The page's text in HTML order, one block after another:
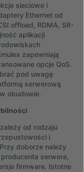
sieciowe i
Ethernet od
offload, RDMA, SR-
aplikacji
zapewniają
opcje QoS.
pod uwagę
serwerową
obudowie.
od rodzaju
i
doborze należy
serwera,
firmware. Istotne